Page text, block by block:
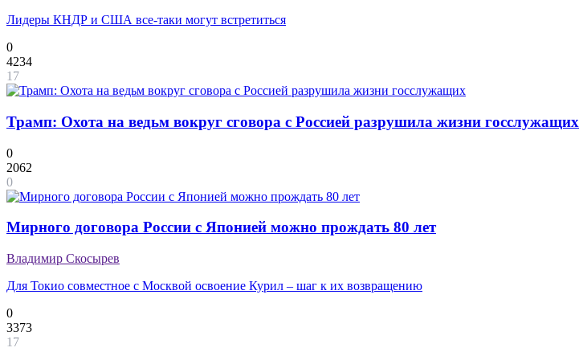
Лидеры КНДР и США все-таки могут встретиться
0
4234
17
Трамп: Охота на ведьм вокруг сговора с Россией разрушила жизни госслужащих
0
2062
0
Мирного договора России с Японией можно прождать 80 лет
Владимир Скосырев
Для Токио совместное с Москвой освоение Курил – шаг к их возвращению
0
3373
17